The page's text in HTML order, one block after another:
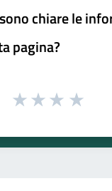
chiare le
pagina?